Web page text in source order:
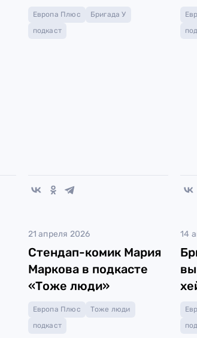
котором все в своём
Европа Плюс
Бригада У
подкаст
21 апреля 2026
Стендап-комик Мария
Маркова в подкасте
«Тоже люди»
Европа Плюс
Тоже люди
подкаст
14